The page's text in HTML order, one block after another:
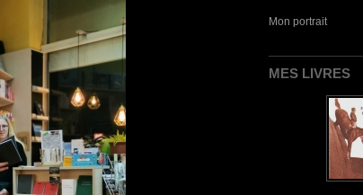
Mon portrait
MES LIVRES